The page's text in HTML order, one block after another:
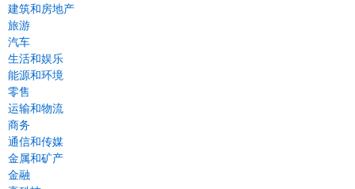
建筑和房地产
旅游
汽车
生活和娱乐
能源和环境
零售
运输和物流
商务
通信和传媒
金属和矿产
金融